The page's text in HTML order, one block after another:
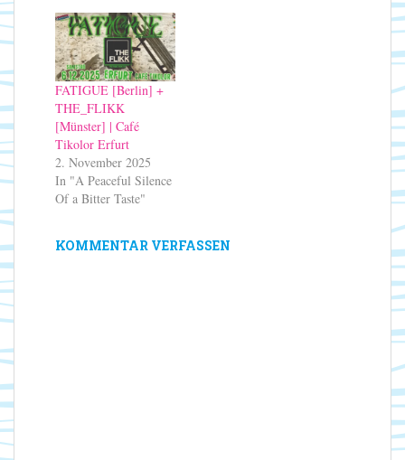
FATIGUE [Berlin] +
THE_FLIKK
[Münster] | Café
Tikolor Erfurt
2. November 2025
In "A Peaceful Silence
Of a Bitter Taste"
KOMMENTAR VERFASSEN